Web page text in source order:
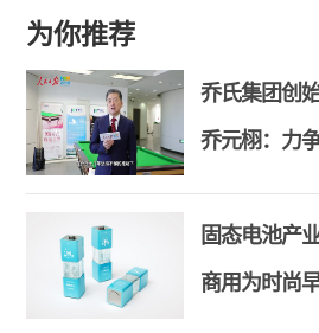
为你推荐
乔氏集团创
乔元栩：力
和合共生精
固态电池产
商用为时尚